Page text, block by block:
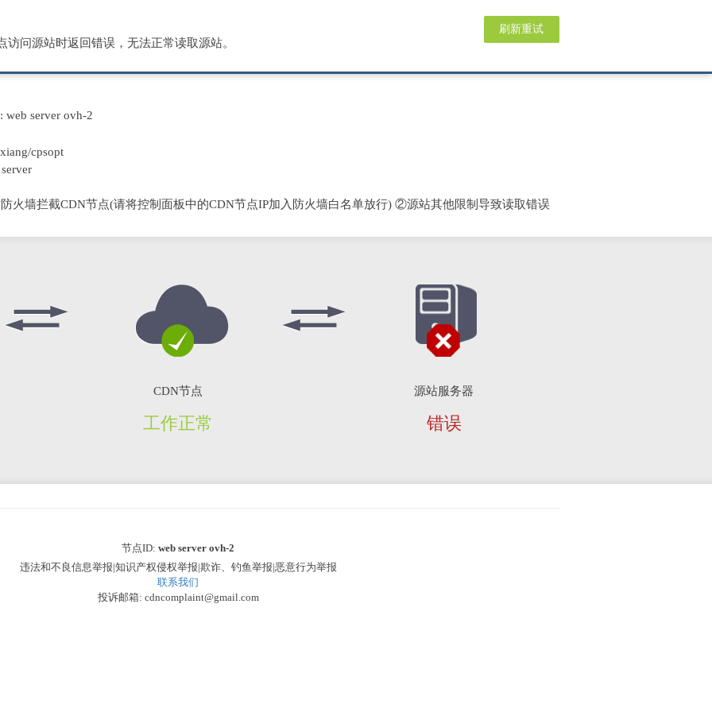
刷新重试
访问源站时返回错误，无法正常读取源站。
web server ovh-2
cpsopt
火墙拦截CDN节点(请将控制面板中的CDN节点IP加入防火墙白名单放行) ②源站其他限制导致读取错误
CDN节点
工作正常
源站服务器
错误
节点ID: web server ovh-2
违法和不良信息举报|知识产权侵权举报|欺诈、钓鱼举报|恶意行为举报
联系我们
投诉邮箱: cdncomplaint@gmail.com